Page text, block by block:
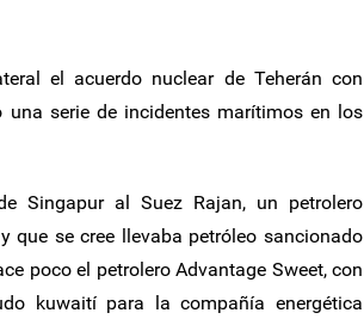
el acuerdo nuclear de Teherán con
serie de incidentes marítimos en los
Singapur al Suez Rajan, un petrolero
que se cree llevaba petróleo sancionado
poco el petrolero Advantage Sweet, con
kuwaití para la compañía energética